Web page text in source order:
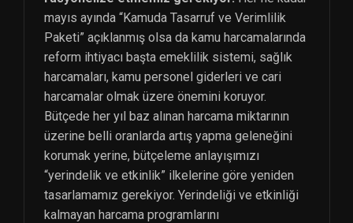
mayıs ayında “Kamuda Tasarruf ve Verimlilik
Paketi” açıklanmış olsa da kamu harcamalarında
reform ihtiyacı başta emeklilik sistemi, sağlık
harcamaları, kamu personel giderleri ve cari
harcamalar olmak üzere önemini koruyor.
Bütçede her yıl baz alınan harcama miktarının
üzerine belli oranlarda artış yapma geleneğini
korumak yerine, bütçeleme anlayışımızı
“yerindelik ve etkinlik” ilkelerine göre yeniden
tasarlamamız gerekiyor. Yerindeliği ve etkinliği
kalmayan harcama programlarını